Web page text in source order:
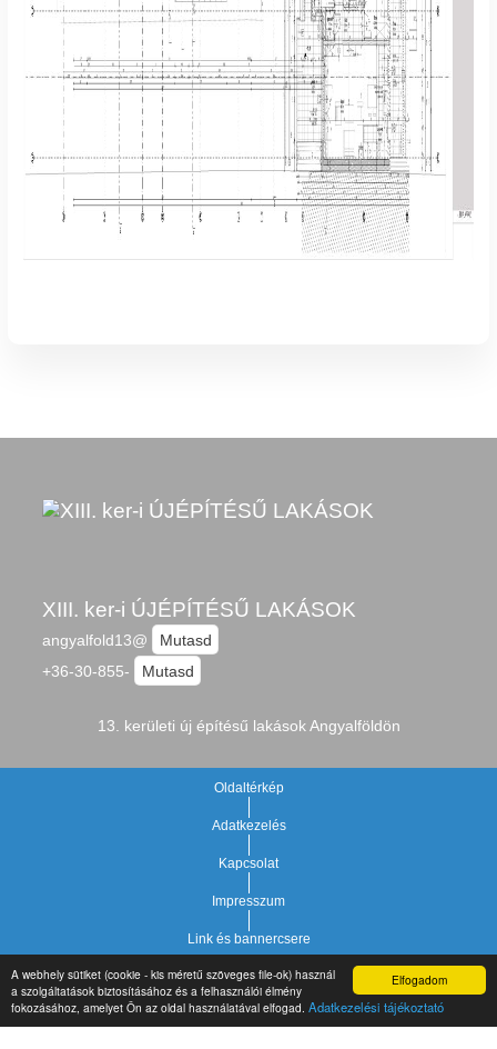
Elfogadom
A webhely sütiket (cookie - kis méretű szöveges file-ok) használ
a szolgáltatások biztosításához és a felhasználói élmény
fokozásához, amelyet Ön az oldal használatával elfogad. Adatkezelési tájékoztató
XIII. ker-i ÚJÉPÍTÉSŰ LAKÁSOK
angyalfold13@
Mutasd
+36-30-855-
Mutasd
13. kerületi új építésű lakások Angyalföldön
Oldaltérkép
Adatkezelés
Kapcsolat
Impresszum
Link és bannercsere
Copyright © 2021.Vár-Köz Kft. - Ingatlan nyilvántartó, ügyviteli és
adminisztrációs szoftver